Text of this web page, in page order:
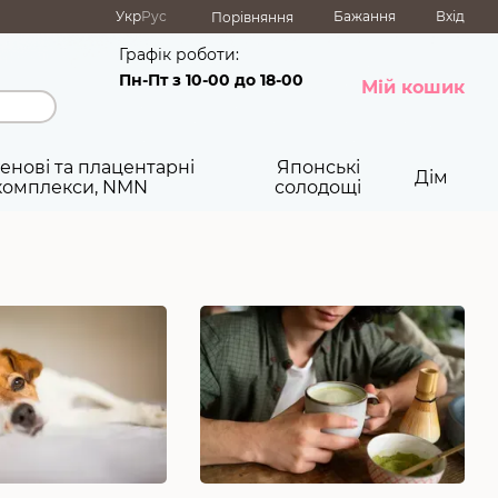
УкрРус Порівняння Бажання Вхід
Графік роботи:
Пн-Пт з 10-00 до 18-00
Мій кошик
та плацентарні
NMN
Японські
солодощі
Дім